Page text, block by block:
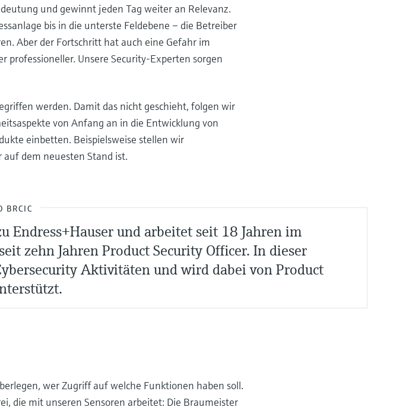
und gewinnt jeden Tag weiter an Relevanz.
bis in die unterste Feldebene – die Betreiber
Aber der Fortschritt hat auch eine Gefahr im
professioneller. Unsere Security-Experten sorgen
werden. Damit das nicht geschieht, folgen wir
von Anfang an in die Entwicklung von
einbetten. Beispielsweise stellen wir
dem neuesten Stand ist.
BRCIC
und arbeitet seit 18 Jahren im
zehn Jahren Product Security Officer. In dieser
Aktivitäten und wird dabei von Product
wer Zugriff auf welche Funktionen haben soll.
die mit unseren Sensoren arbeitet: Die Braumeister